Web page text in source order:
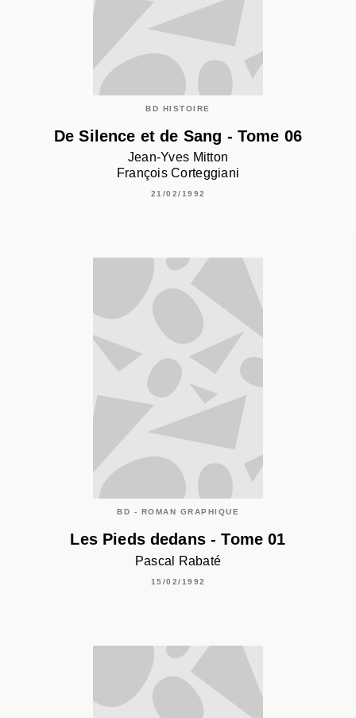
BD HISTOIRE
De Silence et de Sang - Tome 06
Jean-Yves Mitton
François Corteggiani
21/02/1992
BD - ROMAN GRAPHIQUE
Les Pieds dedans - Tome 01
Pascal Rabaté
15/02/1992